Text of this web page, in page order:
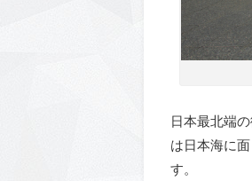
日本最北端
は日本海に
す。